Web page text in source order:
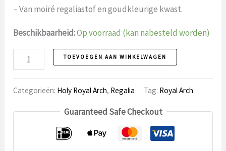
– Van moiré regaliastof en goudkleurige kwast.
Beschikbaarheid:Op voorraad (kan nabesteld worden)
Royal
Arch
Sjerp,
TOEVOEGEN AAN WINKELWAGEN
Categorieën: Holy Royal Arch, Regalia Tag: Royal Arch
Guaranteed Safe Checkout